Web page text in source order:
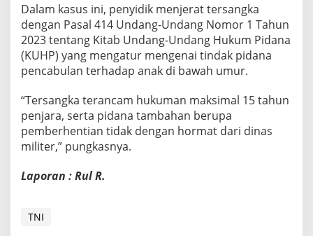
Dalam kasus ini, penyidik menjerat tersangka
dengan Pasal 414 Undang-Undang Nomor 1 Tahun
2023 tentang Kitab Undang-Undang Hukum Pidana
(KUHP) yang mengatur mengenai tindak pidana
pencabulan terhadap anak di bawah umur.
“Tersangka terancam hukuman maksimal 15 tahun
penjara, serta pidana tambahan berupa
pemberhentian tidak dengan hormat dari dinas
militer,” pungkasnya.
Laporan : Rul R.
TNI